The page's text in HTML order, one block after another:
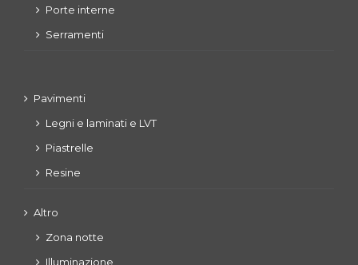
Porte interne
Serramenti
Pavimenti
Legni e laminati e LVT
Piastrelle
Resine
Altro
Zona notte
Illuminazione